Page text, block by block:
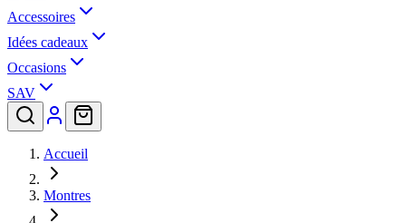
Accessoires
Idées cadeaux
Occasions
SAV
Accueil
Montres